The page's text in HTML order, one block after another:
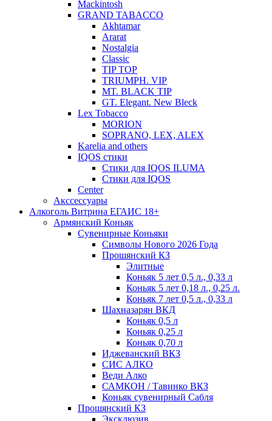
Mackintosh
GRAND TABACCO
Akhtamar
Ararat
Nostalgia
Classic
TIP TOP
TRIUMPH. VIP
MT. BLACK TIP
GT. Elegant. New Bleck
Lex Tobacco
MORION
SOPRANO, LEX, ALEX
Karelia and others
IQOS стики
Стики для IQOS ILUMA
Стики для IQOS
Сenter
Акссессуары
Алкоголь Витрина ЕГАИС 18+
Армянский Коньяк
Сувенирные Коньяки
Символы Нового 2026 Года
Прошянский КЗ
Элитные
Коньяк 5 лет 0,5 л., 0,33 л
Коньяк 5 лет 0,18 л., 0,25 л.
Коньяк 7 лет 0,5 л., 0,33 л
Шахназарян ВКД
Коньяк 0,5 л
Коньяк 0,25 л
Коньяк 0,70 л
Иджеванский ВКЗ
СИС АЛКО
Веди Алко
САМКОН / Тавинко ВКЗ
Коньяк сувенирный Сабля
Прошянский КЗ
Эксклюзив